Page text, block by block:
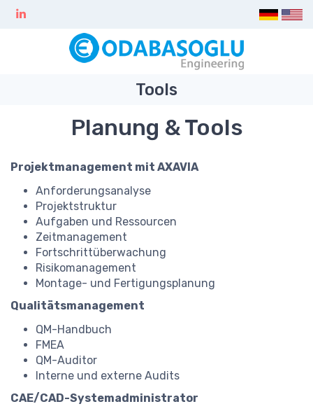
Tools
Planung & Tools
Projektmanagement mit AXAVIA
Anforderungsanalyse
Projektstruktur
Aufgaben und Ressourcen
Zeitmanagement
Fortschrittüberwachung
Risikomanagement
Montage- und Fertigungsplanung
Qualitätsmanagement
QM-Handbuch
FMEA
QM-Auditor
Interne und externe Audits
CAE/CAD-Systemadministrator